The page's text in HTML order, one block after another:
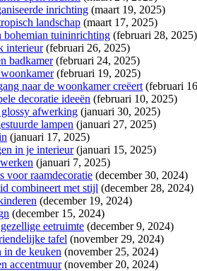
inrichting (maart 19, 2025)
landschap (maart 17, 2025)
bohemian tuininrichting (februari 28, 2025)
interieur (februari 26, 2025)
badkamer (februari 24, 2025)
(februari 19, 2025)
naar de woonkamer creëert (februari
decoratie ideeën (februari 10, 2025)
glossy afwerking (januari 30, 2025)
lampen (januari 27, 2025)
(januari 17, 2025)
in je interieur (januari 15, 2025)
(januari 7, 2025)
voor raamdecoratie (december 30, 2024)
combineert met stijl (december 28, 2024)
(december 19, 2024)
(december 15, 2024)
eetruimte (december 9, 2024)
tafel (november 29, 2024)
in de keuken (november 25, 2024)
accentmuur (november 20, 2024)